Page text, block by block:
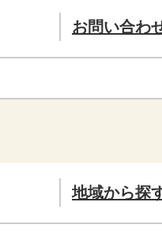
お問い合わ
地域から探